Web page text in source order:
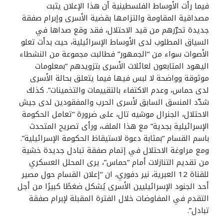
فيما رأت الأوساط الفلسطينية أن هذا الإعلان يثبت
مصداقية المقاومة والتزامها بقضية الأسرى وإبرام صفقة
جديدة تحرّرهم من قيد الاحتلال، فقد وقع صداها في
السياق المطلوب لدى الأوساط الإسرائيلية، حيث بدأت تعلو
الأصوات سواء من “الجمهور” فطالبت مجموعة من النشطاء
اليهود المتابعون لعائلات الأسرى بتزويدهم “بمعلومات
موثوقة وواضحة لا لبس فيها فيما يتعلق بحالة الأسرى
لدى حماس، وعدم الاكتفاء بالتقييمات والتخمينات”. كذلك
شدّد المنسق السابق لأسرى الحرب والمفقودين لدى جيش
الاحتلال، الجنرال موشيه تال، على ضرورة “تعامل الحكومة
الإسرائيلية بجدية” مع هذا الملف، ورأى تصريح المتحدث
باسم القسام “بمثابة دعوة لاستيقاظ الحكومة الإسرائيلية”.
ومع مراوغة الاحتلال في إتمام صفقة تبادل جديدة خشية
من تقديم التنازلات أمام “حماس”، يرى المحلل العسكري
للقناة 12 العبرية، نير دفوري، ان “إعلان القسام حول مصير
أحد الجنود الإسرائيليين الأسرى يُشكل ضغطًا كبيرًا من أجل
التقدم في المفاوضات خلال الفترة المقبلة لإبرام صفقة
تبادل”.